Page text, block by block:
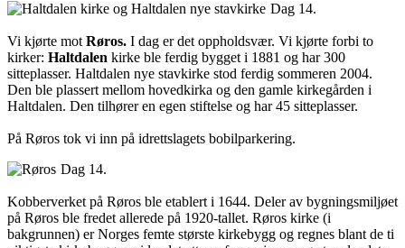
Dag 14.
Vi kjørte mot Røros. I dag er det oppholdsvær. Vi kjørte forbi to
kirker: Haltdalen kirke ble ferdig bygget i 1881 og har 300
sitteplasser. Haltdalen nye stavkirke stod ferdig sommeren 2004.
Den ble plassert mellom hovedkirka og den gamle kirkegården i
Haltdalen. Den tilhører en egen stiftelse og har 45 sitteplasser.
På Røros tok vi inn på idrettslagets bobilparkering.
Dag 14.
Kobberverket på Røros ble etablert i 1644. Deler av bygningsmiljøet
på Røros ble fredet allerede på 1920-tallet. Røros kirke (i
bakgrunnen) er Norges femte største kirkebygg og regnes blant de ti